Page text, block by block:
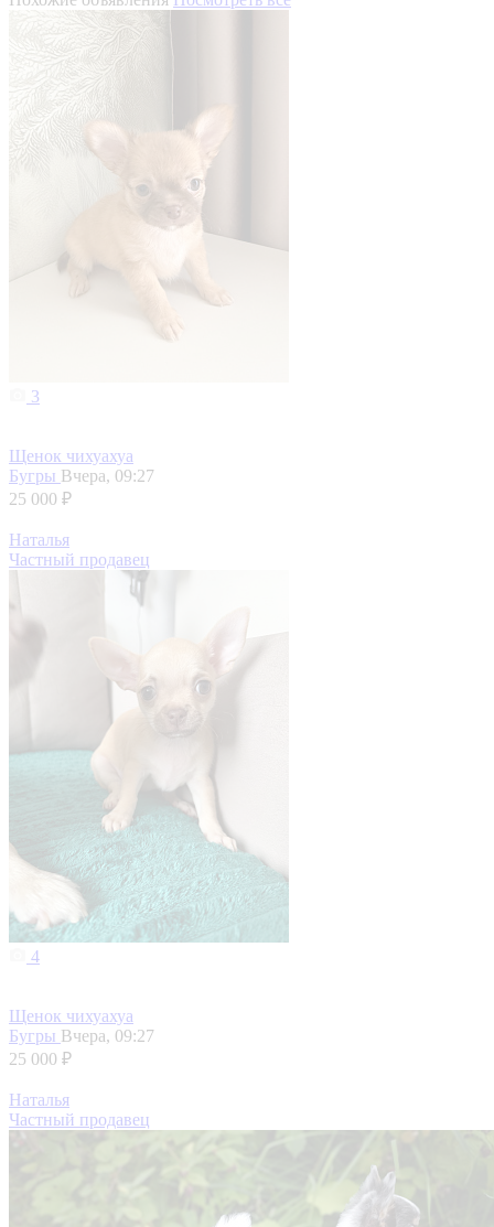
3
Щенок чихуахуа
Бугры Вчера, 09:27
25 000 ₽
Наталья
Частный продавец
4
Щенок чихуахуа
Бугры Вчера, 09:27
25 000 ₽
Наталья
Частный продавец